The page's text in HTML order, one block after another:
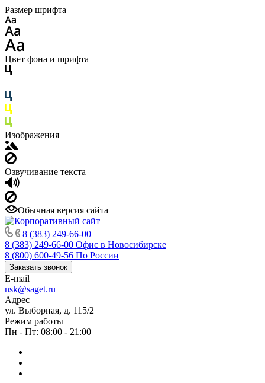
Размер шрифта
Цвет фона и шрифта
Изображения
Озвучивание текста
Обычная версия сайта
8 (383) 249-66-00
8 (383) 249-66-00 Офис в Новосибирске
8 (800) 600-49-56 По России
Заказать звонок
E-mail
nsk@saget.ru
Адрес
ул. Выборная, д. 115/2
Режим работы
Пн - Пт: 08:00 - 21:00